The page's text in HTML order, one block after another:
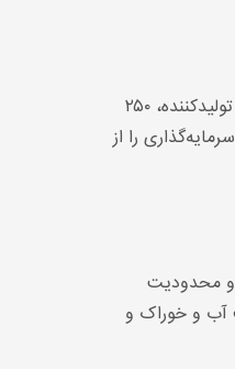
وی تأکید کرد که وعده‌ پرداخت نقدی یارانه و تأمین نهاده از داخل «در موعد مقرر» محقق نشد و به‌جای حمایت از تولیدکننده، ۲۵۰
را از
جوجه‌ریزی و محدودیت
درصدی ظرفیت تولید، افزایش ۳۴٫۵ درصدی مصرف آب و خوراک و